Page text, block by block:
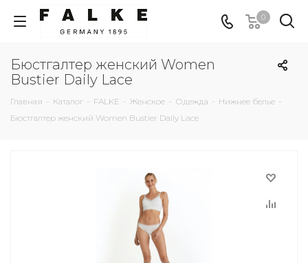
0
Бюстгалтер женский Women
Bustier Daily Lace
Главная - Каталог - FALKE - Женское - Одежда - Нижнее белье -
Бюстгалтер женский Women Bustier Daily Lace